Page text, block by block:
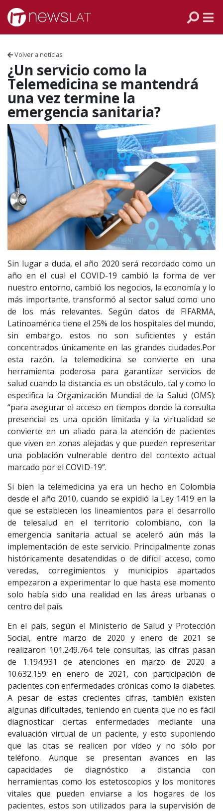
Skip to content
Volver a noticias
¿Un servicio como la
Telemedicina se mantendrá
una vez termine la
emergencia sanitaria?
Sin lugar a duda, el año 2020 será recordado como un
año en el cual el COVID-19 cambió la forma de ver
nuestro entorno, cambió los negocios, la economía y lo
más importante, transformó al sector salud como uno
de los más relevantes. Según datos de FIFARMA,
Latinoamérica tiene el 25% de los hospitales del mundo,
sin embargo, estos no son suficientes y están
concentrados únicamente en las grandes ciudades.Por
esta razón, la telemedicina se convierte en una
herramienta poderosa para garantizar servicios de
salud cuando la distancia es un obstáculo, tal y como lo
especifica la Organización Mundial de la Salud (OMS):
“para asegurar el acceso en tiempos donde la consulta
presencial es una opción limitada y la virtualidad se
convierte en un aliado para la atención de pacientes
que viven en zonas alejadas y que pueden representar
una población vulnerable dentro del contexto actual
marcado por el COVID-19”.
Si bien la telemedicina ya era un hecho en Colombia
desde el año 2010, cuando se expidió la Ley 1419 en la
que se establecen los lineamientos para el desarrollo
de telesalud en el territorio colombiano, con la
emergencia sanitaria actual se aceleró aún más la
implementación de este servicio. Principalmente zonas
históricamente desatendidas o de difícil acceso, como
veredas, corregimientos y municipios apartados
empezaron a experimentar lo que hasta ese momento
solo había sido una realidad en las áreas urbanas o
centro del país.
En el país, según el Ministerio de Salud y Protección
Social, entre marzo de 2020 y enero de 2021 se
realizaron 101.249.764 tele consultas, las cifras pasan
de 1.194.931 de atenciones en marzo de 2020 a
10.632.159 en enero de 2021, con participación de
pacientes con enfermedades crónicas como la diabetes.
A pesar de estas crecientes cifras, también existen
algunas dificultades, teniendo en cuenta que no es fácil
diagnosticar ciertas enfermedades mediante una
evaluación virtual de un paciente, y esto suponiendo
que las citas se realicen por vídeo y no sólo por
teléfono. Aunque se presentan avances en las
capacidades de diagnóstico a distancia con
herramientas como los estetoscopios y los monitores
vitales que pueden enviarse a los hogares de los
pacientes, estos son utilizados para la supervisión de
VENEZUELA
ECUADOR
PERÚ
CHILE
ARGENTINA
MÉXICO